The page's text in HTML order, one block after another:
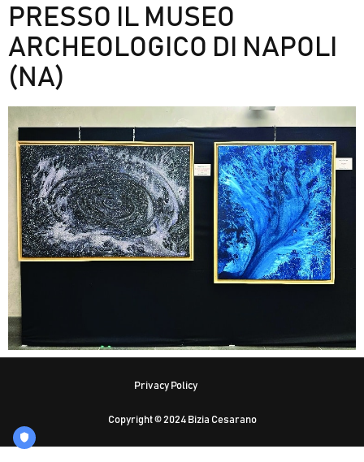
PRESSO IL MUSEO
ARCHEOLOGICO DI NAPOLI
(NA)
Copyright © 2024 Bizia Cesarano
Privacy Policy